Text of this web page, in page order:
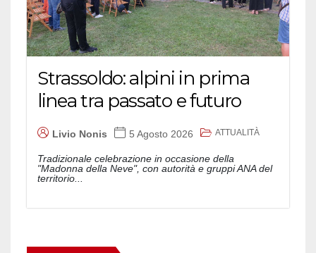
Strassoldo: alpini in prima
linea tra passato e futuro
Livio Nonis 5 Agosto 2026 ATTUALITÀ
Tradizionale celebrazione in occasione della
"Madonna della Neve", con autorità e gruppi ANA del
territorio...